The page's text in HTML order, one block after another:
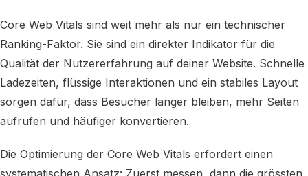
Core Web Vitals sind weit mehr als nur ein technischer
Ranking-Faktor. Sie sind ein direkter Indikator für die
Qualität der Nutzererfahrung auf deiner Website. Schnelle
Ladezeiten, flüssige Interaktionen und ein stabiles Layout
sorgen dafür, dass Besucher länger bleiben, mehr Seiten
aufrufen und häufiger konvertieren.
Die Optimierung der Core Web Vitals erfordert einen
systematischen Ansatz: Zuerst messen, dann die grössten